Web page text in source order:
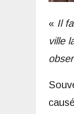
« Il
ville